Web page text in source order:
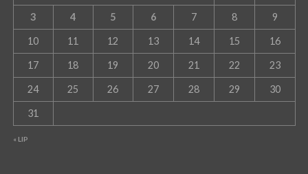
« LIP
3 4 5 6 7 8 9
10 11 12 13 14 15 16
17 18 19 20 21 22 23
24 25 26 27 28 29 30
31